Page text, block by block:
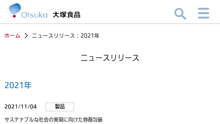
ホーム ニュースリリース：2021年
ニュースリリース
2021年
2021/11/04
製品
サステナブルな社会の実現に向けた容器包装